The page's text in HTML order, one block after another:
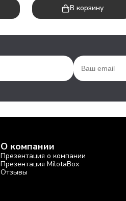
В корзину
О компании
Презентация о компании
Презентация MilotaBox
Отзывы